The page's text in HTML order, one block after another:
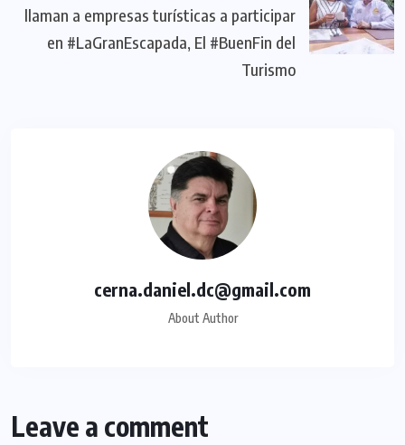
llaman a empresas turísticas a participar
en #LaGranEscapada, El #BuenFin del
Turismo
cerna.daniel.dc@gmail.com
About Author
Leave a comment